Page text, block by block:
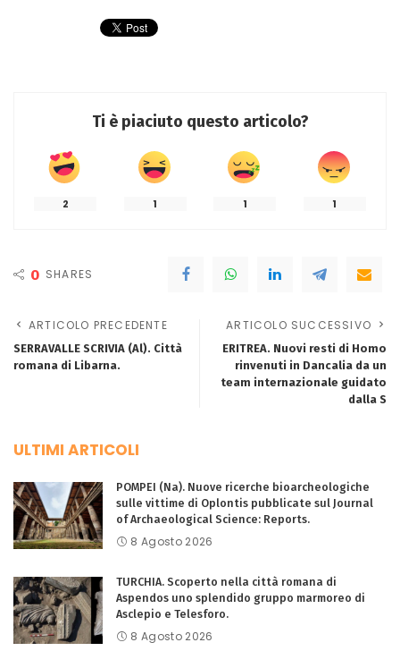
Ti è piaciuto questo articolo?
2 1 1 1
0 SHARES
ARTICOLO PRECEDENTE
SERRAVALLE SCRIVIA (Al). Città
romana di Libarna.
ARTICOLO SUCCESSIVO
ERITREA. Nuovi resti di Homo
rinvenuti in Dancalia da un
team internazionale guidato
dalla S
ULTIMI ARTICOLI
POMPEI (Na). Nuove ricerche bioarcheologiche
sulle vittime di Oplontis pubblicate sul Journal
of Archaeological Science: Reports.
8 Agosto 2026
TURCHIA. Scoperto nella città romana di
Aspendos uno splendido gruppo marmoreo di
Asclepio e Telesforo.
8 Agosto 2026